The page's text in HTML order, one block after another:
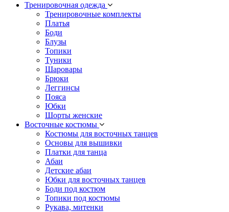
Тренировочная одежда
Тренировочные комплекты
Платья
Боди
Блузы
Топики
Туники
Шаровары
Брюки
Леггинсы
Пояса
Юбки
Шорты женские
Восточные костюмы
Костюмы для восточных танцев
Основы для вышивки
Платки для танца
Абаи
Детские абаи
Юбки для восточных танцев
Боди под костюм
Топики под костюмы
Рукава, митенки